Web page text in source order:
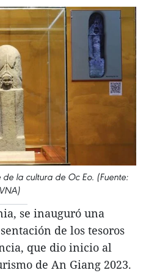
la cultura de Oc Eo. (Fuente:
VNA)
se inauguró una
de los tesoros
que dio inicio al
de An Giang 2023.